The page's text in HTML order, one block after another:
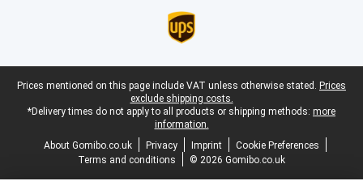
Legal footer
Prices mentioned on this page include VAT unless otherwise stated. Prices
exclude shipping costs.
*Delivery times do not apply to all products or shipping methods: more
information.
About Gomibo.co.uk
Privacy Imprint
Cookie Preferences
Terms and conditions
© 2026 Gomibo.co.uk